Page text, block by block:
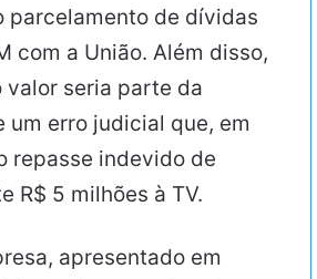
parcelamento de dívidas
com a União. Além disso,
valor seria parte da
um erro judicial que, em
repasse indevido de
R$ 5 milhões à TV.
apresentado em